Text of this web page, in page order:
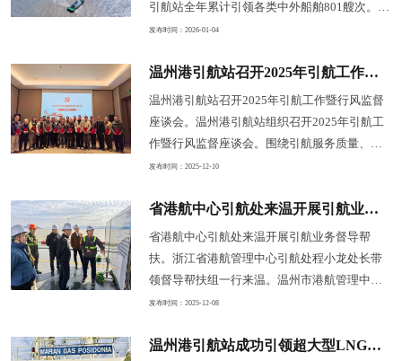
引航站全年累计引领各类中外船舶801艘次。实
现引航费收829万元。两项核心数据的创新标志
温州港引航站面对复杂多变的海上交通环境、
持续增长的港口吞吐压力以及高标准的安全运
营要求。引航站持续优化引航调度指挥系统。
确保了引航作业安全、有序、高效运行。将安
发布时间：2026-01-04
温州港引航站召开2025年引航工作暨行风监督座谈会
温州港引航站召开2025年引航工作暨行风监督
座谈会。温州港引航站组织召开2025年引航工
作暨行风监督座谈会。围绕引航服务质量、安
全管理和行风建设等议题展开深入交流。首先
动态。宣贯介绍了《2025年交通部发布的引航
水域登离轮点公告》、新增码头港口通航要
素、《温州港引航服务手册》及费收调整等情
况。各代表对温州港引航站提供的优质引航服
发布时间：2025-12-10
省港航中心引航处来温开展引航业务督导帮扶
省港航中心引航处来温开展引航业务督导帮
扶。浙江省港航管理中心引航处程小龙处长带
领督导帮扶组一行来温。温州市港航管理中心
周伟副主任陪同。听取两家公司生产情
引航站陈志良站长汇报2025年引航工作及。开
发布时间：2025-12-08
温州港引航站成功引领超大型LNG船首次靠泊华港LNG码头